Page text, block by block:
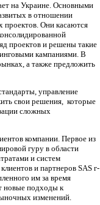
на Украине. Основными
в отношении
проектов. Они касаются
проектов и решены такие
кампаниями. В
а также предложить
управление
свои решения, которые
сложных
компании. Первое из
гуру в области
и систем
и партнеров SAS г-
им за время
новые подходы к
изменений.